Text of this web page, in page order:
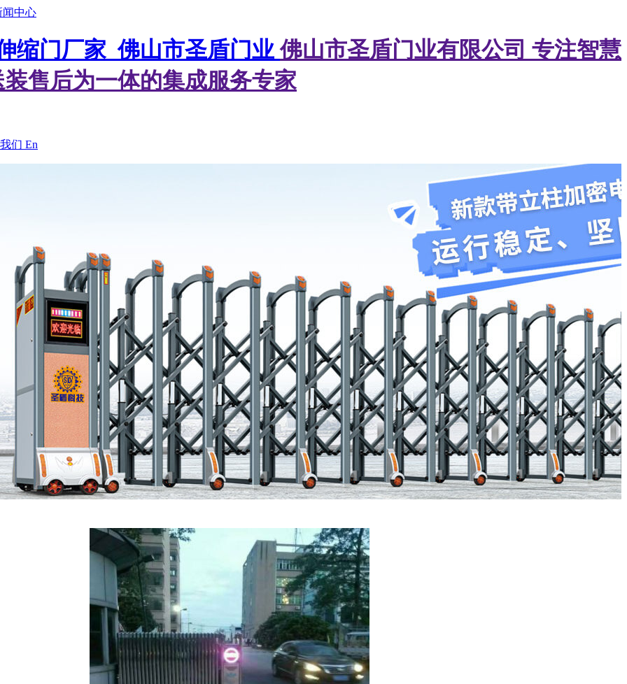
闻中心
佛山市圣盾门业有限公司 专注智慧
售后为一体的集成服务专家
们 En